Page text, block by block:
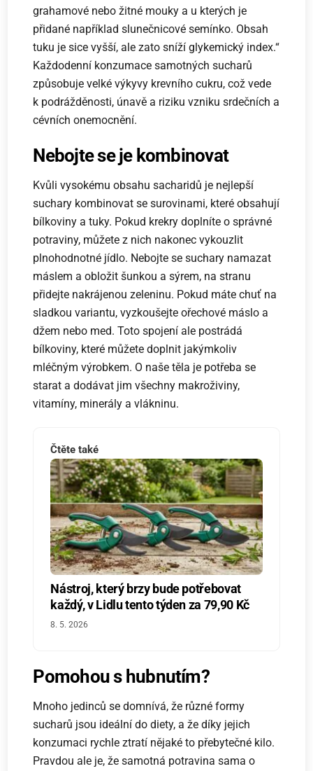
grahamové nebo žitné mouky a u kterých je
přidané například slunečnicové semínko. Obsah
tuku je sice vyšší, ale zato sníží glykemický index.“
Každodenní konzumace samotných sucharů
způsobuje velké výkyvy krevního cukru, což vede
k podrážděnosti, únavě a riziku vzniku srdečních a
cévních onemocnění.
Nebojte se je kombinovat
Kvůli vysokému obsahu sacharidů je nejlepší
suchary kombinovat se surovinami, které obsahují
bílkoviny a tuky. Pokud krekry doplníte o správné
potraviny, můžete z nich nakonec vykouzlit
plnohodnotné jídlo. Nebojte se suchary namazat
máslem a obložit šunkou a sýrem, na stranu
přidejte nakrájenou zeleninu. Pokud máte chuť na
sladkou variantu, vyzkoušejte ořechové máslo a
džem nebo med. Toto spojení ale postrádá
bílkoviny, které můžete doplnit jakýmkoliv
mléčným výrobkem. O naše těla je potřeba se
starat a dodávat jim všechny makroživiny,
vitamíny, minerály a vlákninu.
Čtěte také
Nástroj, který brzy bude potřebovat
každý, v Lidlu tento týden za 79,90 Kč
8. 5. 2026
Pomohou s hubnutím?
Mnoho jedinců se domnívá, že různé formy
sucharů jsou ideální do diety, a že díky jejich
konzumaci rychle ztratí nějaké to přebytečné kilo.
Pravdou ale je, že samotná potravina sama o